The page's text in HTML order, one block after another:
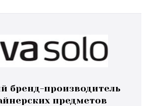
бренд-производитель
предметов